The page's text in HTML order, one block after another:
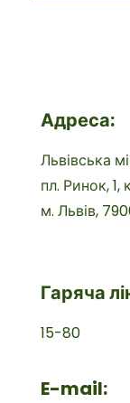
Адреса:
Львівська
пл. Ринок, 1,
м. Львів,
Гаряча
15-80
E-mail: